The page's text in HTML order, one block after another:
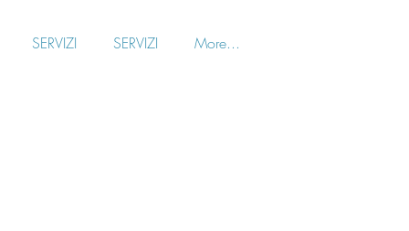
SERVIZI SERVIZI More...